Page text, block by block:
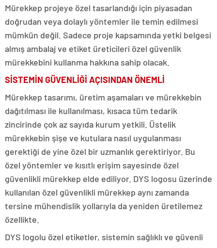
Mürekkep projeye özel tasarlandığı için piyasadan
doğrudan veya dolaylı yöntemler ile temin edilmesi
mümkün değil. Sadece proje kapsamında yetki belgesi
almış ambalaj ve etiket üreticileri özel güvenlik
mürekkebini kullanma hakkına sahip olacak.
SİSTEMİN GÜVENLİĞİ AÇISINDAN ÖNEMLİ
Mürekkep tasarımı, üretim aşamaları ve mürekkebin
dağıtılması ile kullanılması, kısaca tüm tedarik
zincirinde çok az sayıda kurum yetkili. Üstelik
mürekkebin şişe ve kutulara nasıl uygulanması
gerektiği de yine özel bir uzmanlık gerektiriyor. Bu
özel yöntemler ve kısıtlı erişim sayesinde özel
güvenlikli mürekkep elde ediliyor. DYS logosu üzerinde
kullanılan özel güvenlikli mürekkep aynı zamanda
tersine mühendislik yollarıyla da yeniden üretilemez
özellikte.
DYS logolu özel etiketler, sistemin sağlıklı ve güvenli